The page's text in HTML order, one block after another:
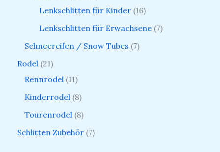
Lenkschlitten für Kinder 16
Lenkschlitten für Erwachsene 7
Schneereifen / Snow Tubes 7
Rodel 21
Rennrodel 11
Kinderrodel 8
Tourenrodel 8
Schlitten Zubehör 7